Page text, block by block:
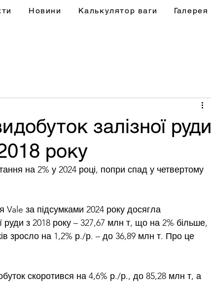
Новини Калькулятор ваги Галерея
залізної руди
року
на 2% у 2024 році, попри спад у четвертому
Vale за підсумками 2024 року досягла
руди з 2018 року – 327,67 млн т, що на 2% більше,
зросло на 1,2% р./р. – до 36,89 млн т. Про це
скоротився на 4,6% р./р., до 85,28 млн т, а